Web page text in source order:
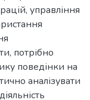
управління
потрібно
поведінки на
аналізувати